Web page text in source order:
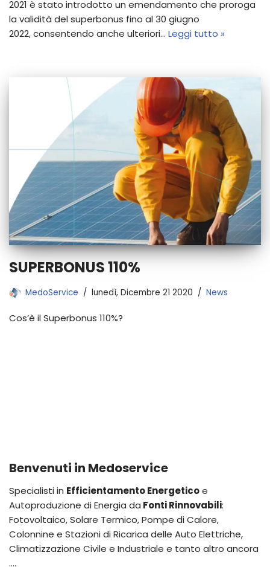
2021 è stato introdotto un emendamento che proroga
la validità del superbonus fino al 30 giugno
2022, consentendo anche ulteriori… Leggi tutto »
SUPERBONUS 110%
MedoService lunedì, Dicembre 21 2020 News
Cos’è il Superbonus 110%?
Benvenuti in Medoservice
Specialisti in Efficientamento Energeticoe
Autoproduzione di Energia da Fonti Rinnovabili:
Fotovoltaico, Solare Termico, Pompe di Calore,
Colonnine e Stazioni di Ricarica delle Auto Elettriche,
Climatizzazione Civile e Industriale e tanto altro ancora
….